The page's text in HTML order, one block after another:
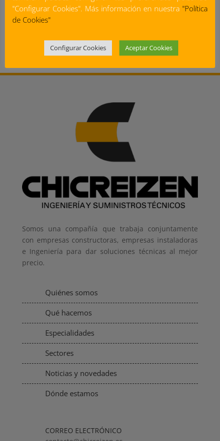
Somos una compañía que trabaja conjuntamente
con empresas constructoras, empresas instaladoras
e Ingeniería para dar soluciones técnicas al mejor
precio.
Quiénes somos
Qué hacemos
Especialidades
Sectores
Noticias y novedades
Dónde estamos
CORREO ELECTRÓNICO
"Configurar Cookies". Más información en nuestra "Política
de Cookies"
Configurar Cookies Aceptar Cookies